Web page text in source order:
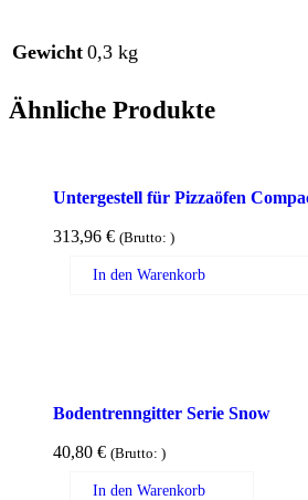
Gewicht 0,3 kg
Ähnliche Produkte
Untergestell für Pizzaöfen
313,96 € (Brutto: )
In den Warenkorb
Bodentrenngitter Serie Snow
40,80 € (Brutto: )
In den Warenkorb